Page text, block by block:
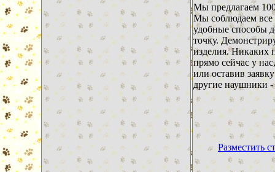
Мы предлагаем
Мы соблюдаем все
удобные способы
точку.
изделия. Никаких
прямо сейчас у
или оставив
другие наушники -
Разместить